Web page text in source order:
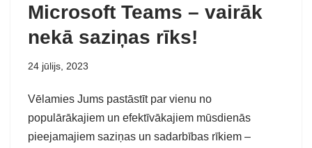
Microsoft Teams – vairāk
nekā saziņas rīks!
24 jūlijs, 2023
Vēlamies Jums pastāstīt par vienu no
populārākajiem un efektīvākajiem mūsdienās
pieejamajiem saziņas un sadarbības rīkiem –